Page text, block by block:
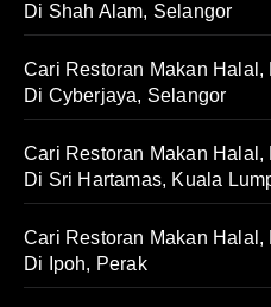
Di Shah Alam, Selangor
Cari Restoran Makan
Di Cyberjaya, Selangor
Cari Restoran Makan
Di Sri Hartamas, Kuala
Cari Restoran Makan
Di Ipoh, Perak